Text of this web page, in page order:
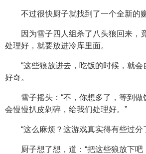
不过很快厨子就找到了一个全新的
因为雪子四人组杀了八头狼回来，
处理好，就要放进冷库里面。
“这些狼放进去，吃饭的时候，就会
好奇。
雪子摇头：“不，你想多了，等到
会慢慢扒皮剁碎，给我们处理好。”
“这么麻烦？这游戏真实得有些过分
厨子想了想，道：“把这些狼放下